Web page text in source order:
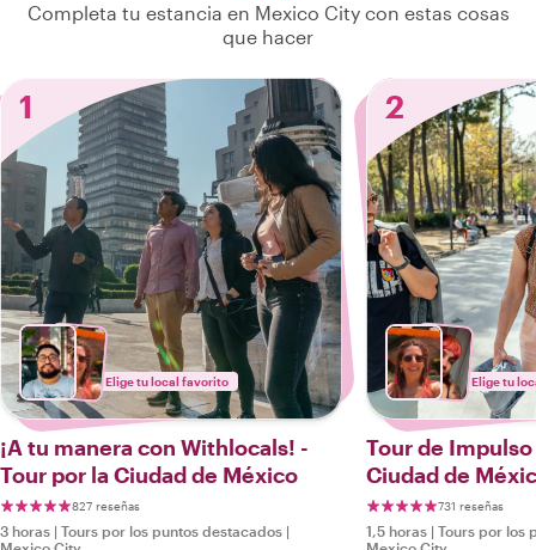
Completa tu estancia en Mexico City con estas cosas
que hacer
1
Elige tu local favorito
¡A tu manera con Withlocals! -
Tour por la Ciudad de México
827 reseñas
3 horas | Tours por los puntos destacados |
2
Elige tu
Tour de
Ciudad de
731 reseñas
1,5 horas | Tours por los